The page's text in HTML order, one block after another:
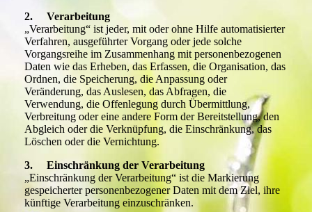
2. Verarbeitung
„Verarbeitung“ ist jeder, mit oder ohne Hilfe automatisierter
Verfahren, ausgeführter Vorgang oder jede solche
Vorgangsreihe im Zusammenhang mit personenbezogenen
Daten wie das Erheben, das Erfassen, die Organisation, das
Ordnen, die Speicherung, die Anpassung oder
Veränderung, das Auslesen, das Abfragen, die
Verwendung, die Offenlegung durch Übermittlung,
Verbreitung oder eine andere Form der Bereitstellung, den
Abgleich oder die Verknüpfung, die Einschränkung, das
Löschen oder die Vernichtung.
3. Einschränkung der Verarbeitung
„Einschränkung der Verarbeitung“ ist die Markierung
gespeicherter personenbezogener Daten mit dem Ziel, ihre
künftige Verarbeitung einzuschränken.